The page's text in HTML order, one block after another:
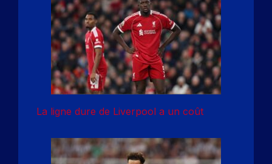
La ligne dure de Liverpool a un coût